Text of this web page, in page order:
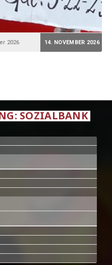
2026 14. NOVEMBER 2026
SOZIALBANK